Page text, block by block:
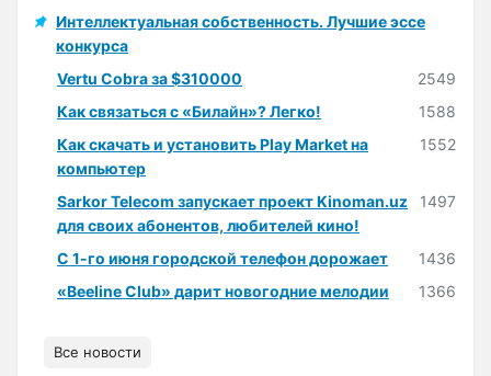
Интеллектуальная собственность. Лучшие эссе
конкурса
Vertu Cobra за $310000
2549
Как связаться с «Билайн»? Легко!
1588
Как скачать и установить Play Market на
компьютер
1552
Sarkor Telecom запускает проект Kinoman.uz
для своих абонентов, любителей кино!
1497
С 1-го июня городской телефон дорожает
1436
«Beeline Club» дарит новогодние мелодии
1366
Все новости